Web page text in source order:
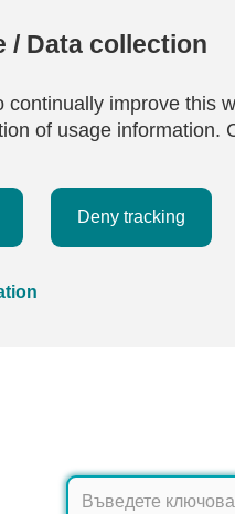
/ Data collection
continually improve this
of usage information.
Deny tracking